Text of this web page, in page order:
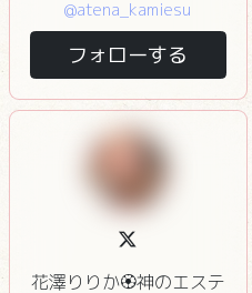
@atena_kamiesu
フォローする
花澤りりか🏵️神のエステ